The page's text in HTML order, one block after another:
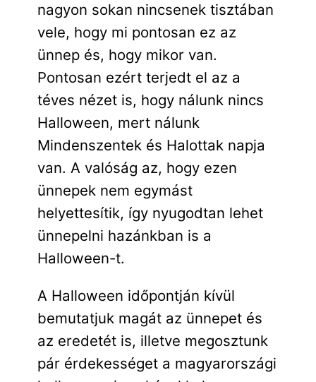
nagyon sokan nincsenek tisztában
vele, hogy mi pontosan ez az
ünnep és, hogy mikor van.
Pontosan ezért terjedt el az a
téves nézet is, hogy nálunk nincs
Halloween, mert nálunk
Mindenszentek és Halottak napja
van. A valóság az, hogy ezen
ünnepek nem egymást
helyettesítik, így nyugodtan lehet
ünnepelni hazánkban is a
Halloween-t.
A Halloween időpontján kívül
bemutatjuk magát az ünnepet és
az eredetét is, illetve megosztunk
pár érdekességet a magyarországi